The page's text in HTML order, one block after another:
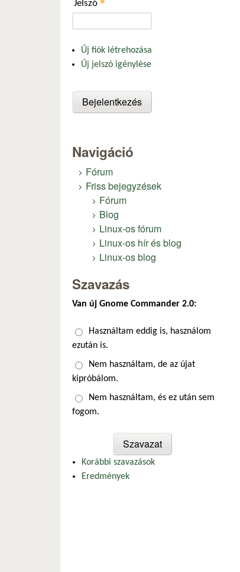
Jelszó *
Új fiók létrehozása
Új jelszó igénylése
Navigáció
Fórum
Friss bejegyzések
Fórum
Blog
Linux-os fórum
Linux-os hír és blog
Linux-os blog
Szavazás
Van új Gnome Commander 2.0:
Választások
Használtam eddig is, használom
ezután is.
Nem használtam, de az újat
kipróbálom.
Nem használtam, és ez után sem
fogom.
Korábbi szavazások
Eredmények